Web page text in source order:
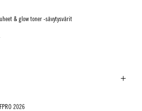
& glow toner -sävytysvärit
2026